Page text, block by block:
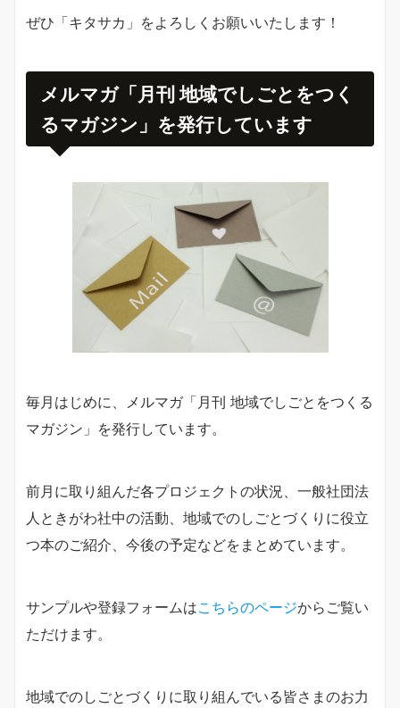
ぜひ「キタサカ」をよろしくお願いいたします！
メルマガ「月刊 地域でしごとをつく
るマガジン」を発行しています
毎月はじめに、メルマガ「月刊 地域でしごとをつくる
マガジン」を発行しています。
前月に取り組んだ各プロジェクトの状況、一般社団法
人ときがわ社中の活動、地域でのしごとづくりに役立
つ本のご紹介、今後の予定などをまとめています。
サンプルや登録フォームはこちらのページからご覧い
ただけます。
地域でのしごとづくりに取り組んでいる皆さまのお力